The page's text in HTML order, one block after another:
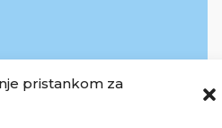
pristankom za